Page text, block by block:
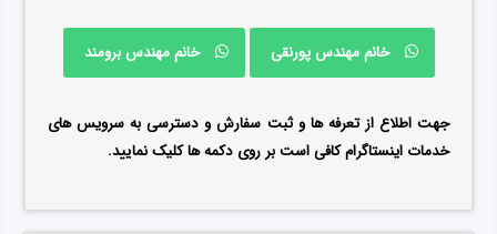
خانم مهندس پورنقی خانم مهندس برومند
جهت اطلاع از تعرفه ها و ثبت سفارش و دسترسی به سرویس های
خدمات اینستاگرام کافی است بر روی دکمه ها کلیک نمایید.